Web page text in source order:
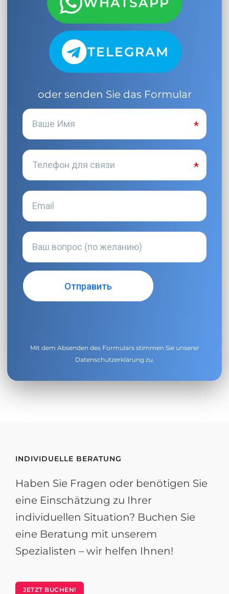
TELEGRAM
oder senden Sie das Formular
Mit dem Absenden des Formulars stimmen Sie unserer
Datenschutzerklärung zu.
INDIVIDUELLE BERATUNG
Haben Sie Fragen oder benötigen Sie
eine Einschätzung zu Ihrer
individuellen Situation? Buchen Sie
eine Beratung mit unserem
Spezialisten – wir helfen Ihnen!
JETZT BUCHEN!